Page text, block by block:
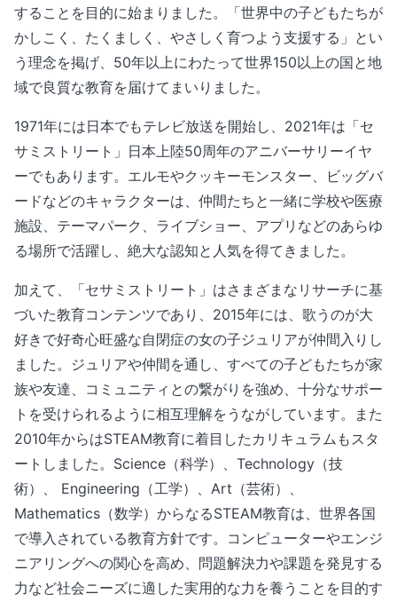
することを目的に始まりました。「世界中の子どもたちが
かしこく、たくましく、やさしく育つよう支援する」とい
う理念を掲げ、50年以上にわたって世界150以上の国と地
域で良質な教育を届けてまいりました。
1971年には日本でもテレビ放送を開始し、2021年は「セ
サミストリート」日本上陸50周年のアニバーサリーイヤ
ーでもあります。エルモやクッキーモンスター、ビッグバ
ードなどのキャラクターは、仲間たちと一緒に学校や医療
施設、テーマパーク、ライブショー、アプリなどのあらゆ
る場所で活躍し、絶大な認知と人気を得てきました。
加えて、「セサミストリート」はさまざまなリサーチに基
づいた教育コンテンツであり、2015年には、歌うのが大
好きで好奇心旺盛な自閉症の女の子ジュリアが仲間入りし
ました。ジュリアや仲間を通し、すべての子どもたちが家
族や友達、コミュニティとの繋がりを強め、十分なサポー
トを受けられるように相互理解をうながしています。また
2010年からはSTEAM教育に着目したカリキュラムもスタ
ートしました。Science（科学）、Technology（技
術）、 Engineering（工学）、Art（芸術）、
Mathematics（数学）からなるSTEAM教育は、世界各国
で導入されている教育方針です。コンピューターやエンジ
ニアリングへの関心を高め、問題解決力や課題を発見する
力など社会ニーズに適した実用的な力を養うことを目的す